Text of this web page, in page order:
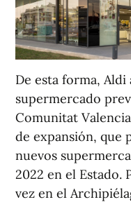
De esta forma,
supermercado
Comunitat
de expansión, que
nuevos
2022 en el Estado.
vez en el